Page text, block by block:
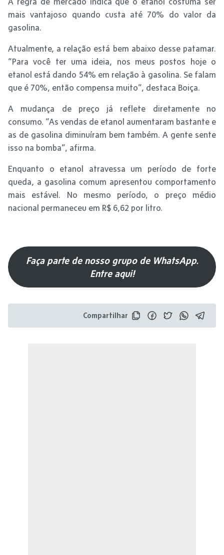
mais vantajoso quando custa até 70% do valor da
gasolina.
Atualmente, a relação está bem abaixo desse patamar.
“Para você ter uma ideia, nos meus postos hoje o
etanol está dando 54% em relação à gasolina. Se falam
que é 70%, então compensa muito”, destaca Boiça.
A mudança de preço já reflete diretamente no
consumo. “As vendas de etanol aumentaram bastante e
as de gasolina diminuíram bem também. A gente sente
isso na bomba”, afirma.
Enquanto o etanol atravessa um período de forte
queda, a gasolina comum apresentou comportamento
mais estável. No mesmo período, o preço médio
nacional permaneceu em R$ 6,62 por litro.
Faça parte de nosso grupo de WhatsApp.
Entre aqui!
Compartilhar